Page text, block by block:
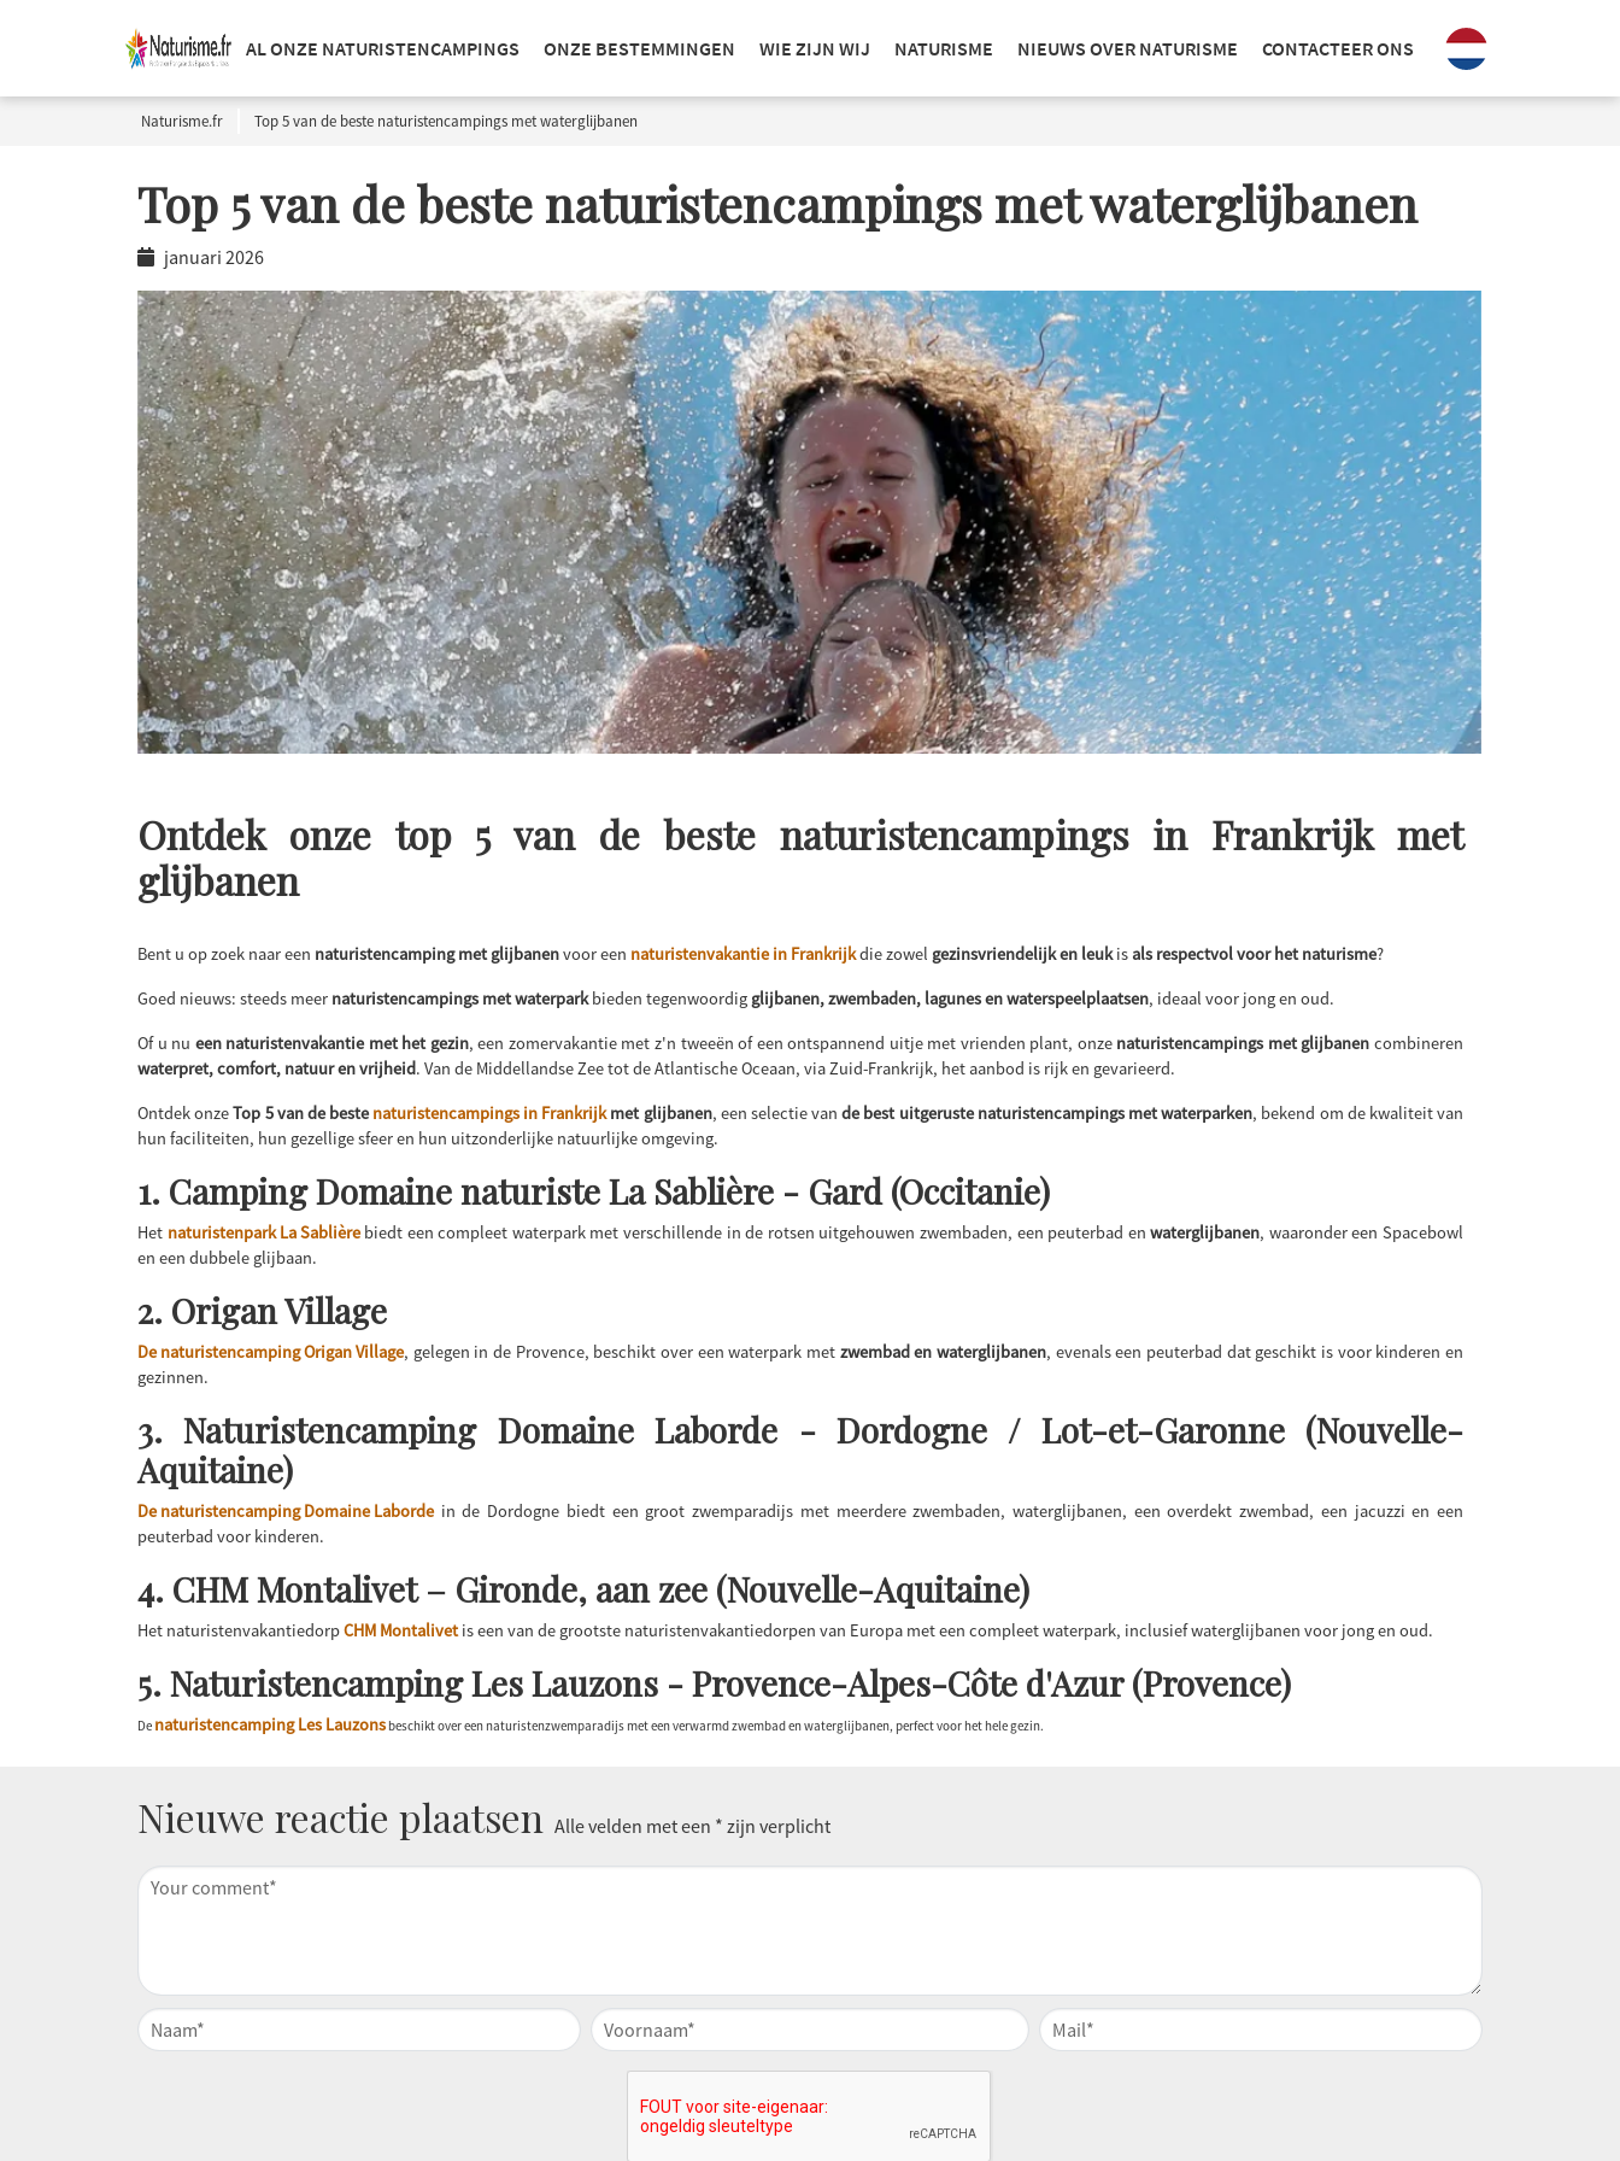
AL ONZE NATURISTENCAMPINGS ONZE BESTEMMINGEN WIE ZIJN WIJ NATURISME NIEUWS OVER NATURISME CONTACTEER ONS
Naturisme.fr Top 5 van de beste naturistencampings met waterglijbanen
Top 5 van de beste naturistencampings met waterglijbanen
januari 2026
Ontdek onze top 5 van de beste naturistencampings in Frankrijk met
glijbanen
Bent u op zoek naar een naturistencamping met glijbanenvoor een naturistenvakantie in Frankrijkdie zowel gezinsvriendelijk en leukis als respectvol voor het naturisme?
Goed nieuws: steeds meer naturistencampings met waterparkbieden tegenwoordig glijbanen, zwembaden, lagunes en waterspeelplaatsen, ideaal voor jong en oud.
Of u nu een naturistenvakantie met het gezin, een zomervakantie met z'n tweeën of een ontspannend uitje met vrienden plant, onze naturistencampings met glijbanencombineren
waterpret, comfort, natuur en vrijheid. Van de Middellandse Zee tot de Atlantische Oceaan, via Zuid-Frankrijk, het aanbod is rijk en gevarieerd.
Ontdek onzeTop 5 van de beste naturistencampings in Frankrijkmet glijbanen, een selectie vande best uitgeruste naturistencampings met waterparken, bekend om de kwaliteit van
hun faciliteiten, hun gezellige sfeer en hun uitzonderlijke natuurlijke omgeving.
1. Camping Domaine naturiste La Sablière - Gard (Occitanie)
Het naturistenpark La Sablièrebiedt een compleet waterpark met verschillende in de rotsen uitgehouwen zwembaden, een peuterbad enwaterglijbanen, waaronder een Spacebowl
en een dubbele glijbaan.
2. Origan Village
De naturistencamping Origan Village, gelegen in de Provence, beschikt over een waterpark met zwembad en waterglijbanen, evenals een peuterbad dat geschikt is voor kinderen en
gezinnen.
3. Naturistencamping Domaine Laborde - Dordogne / Lot-et-Garonne (Nouvelle-
Aquitaine)
De naturistencamping Domaine Labordein de Dordogne biedt een groot zwemparadijs met meerdere zwembaden, waterglijbanen, een overdekt zwembad, een jacuzzi en een
peuterbad voor kinderen.
4. CHM Montalivet – Gironde, aan zee (Nouvelle-Aquitaine)
Het naturistenvakantiedorpCHM Montalivetis een van de grootste naturistenvakantiedorpen van Europa met een compleet waterpark, inclusief waterglijbanen voor jong en oud.
5. Naturistencamping Les Lauzons - Provence-Alpes-Côte d'Azur (Provence)
De naturistencamping Les Lauzons beschikt over een naturistenzwemparadijs met een verwarmd zwembad en waterglijbanen, perfect voor het hele gezin.
Nieuwe reactie plaatsen Alle velden met een * zijn verplicht